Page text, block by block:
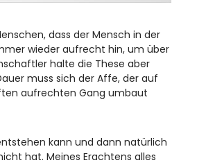
dass der Mensch in der
wieder aufrecht hin, um über
halte die These aber
muss sich der Affe, der auf
aufrechten Gang umbaut
kann und dann natürlich
hat. Meines Erachtens alles